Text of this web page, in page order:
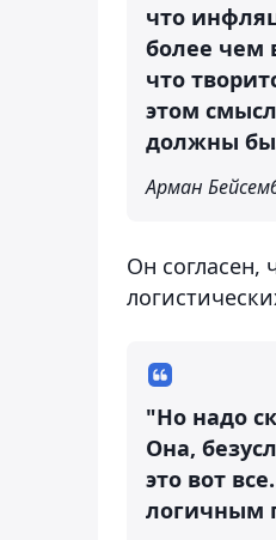
что
более чем
что
этом
должны
Арман
Он согласен,
"Но надо
Она,
это вот
логичным